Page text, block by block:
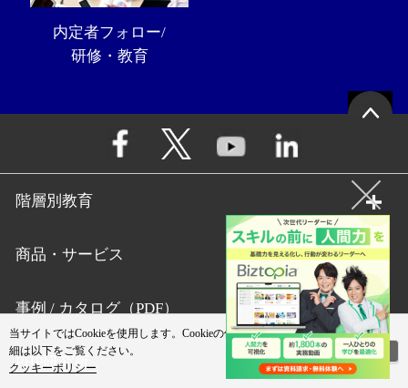
内定者フォロー/
研修・教育
階層別教育
商品・サービス
事例 / カタログ（PDF）
PHP研究所
当サイトではCookieを使用します。Cookieの使用に関する詳
細は以下をご覧ください。
クッキーポリシー
閉じる